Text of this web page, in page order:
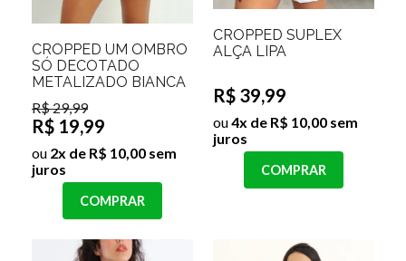
CROPPED UM OMBRO
SÓ DECOTADO
METALIZADO BIANCA
R$ 29,99
R$ 19,99
ou 2x de R$ 10,00 sem
juros
COMPRAR
CROPPED SUPLEX
ALÇA LIPA
R$ 39,99
ou4x de R$ 10,00 sem
juros
COMPRAR